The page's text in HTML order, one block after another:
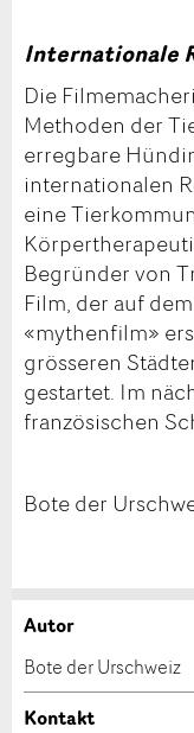
Internationale
Die
Methoden der
erregbare
internationalen
eine
Begründer von
Film, der auf
«mythenfilm»
grösseren
gestartet. Im
französischen
Bote der
Anzeige
Ihr Feedback
Anzeige
Empfehlen Sie
Autor
Bote der Urschweiz
Kontakt